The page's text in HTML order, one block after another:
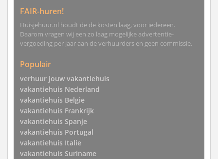
FAIR-huren!
Huisjehuur.nl houdt de de kosten laag, voor iedereen.
Daarom vragen wij een zo laag mogelijke advertentie-
vergoeding per jaar aan de verhuurders en geen commissie.
Populair
verhuur jouw vakantiehuis
vakantiehuis Nederland
vakantiehuis Belgie
vakantiehuis Frankrijk
vakantiehuis Spanje
vakantiehuis Portugal
vakantiehuis Italie
vakantiehuis Suriname